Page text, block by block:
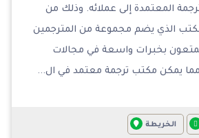
المعتمدة إلى عملائه. وذلك من
الذي يضم مجموعة من المترجمين
بخبرات واسعة في مجالات
مما يمكن مكتب ترجمة معتمد في ال...
الخريطة